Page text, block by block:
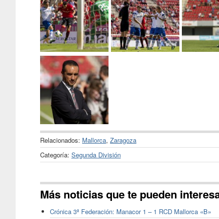
Relacionados: Mallorca, Zaragoza
Categoría: Segunda División
Más noticias que te pueden
Crónica 3ª Federación: Manacor 1 – 1 RCD Mallorca «B»